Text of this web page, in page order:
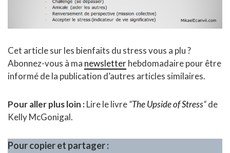
Cet article sur les bienfaits du stress vous a plu ?
Abonnez-vous à ma newsletterhebdomadaire pour être
informé de la publication d’autres articles similaires.
Pour aller plus loin :Lire le livre“The Upside of Stress“de
Kelly McGonigal.
Pour copier et partager :